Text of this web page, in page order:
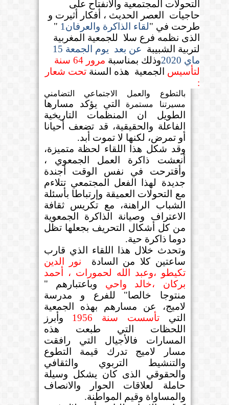
التحولات المجتمعية والانفتاح على
حاجيات العصر الحديث ، أفكار أثيرت و
طرحت في "لقاء الذاكرة والعرفان1
"
الذى نظمه فرع سلا
للجمعية المغربية
لتربية الشبيبة عن بعد
يوم الجمعة 15
ماي 2020
وذلك بمناسبة
مرور 64 سنة
لتأسيس الجمعية هذه السنةتحت شعار
:
بالتطوع والعمل الاجتماعي التضامني
مسيرتنا مستمرة التي يؤكد مسارها
الطويل ان المنظمات التاريخية
الفاعلة والحقيقية، قد تضعف أحيانا
أو تمرض، لكنها لا تموت أبد.
وقد شكل هذا اللقاء لحظة متميزة،
أنعشت ذاكرة العمل الجمعوي ،
وأقترحت في نفس الوقت أجندة
جديدة لهذا الفعل المجتمعي تتلاءم
مع التحولات العميقة وإرتباطا بأسئلة
الشباب الراهنة، مع تكريس ثقافة
الاعتراف وصيانة الذاكرة الجمعوية
من كل أشكال التحريف بجعلها تظل
دوما ذاكرة حية.
وتحدث خلال هذا اللقاء الذي قارب
ساعتين كلا من السادة
نور الدين
تكيطو ،وعبد الله لحمورات ، أحمد
بركان ،خالد واحي وباعتبارهم "
منتوجا خالصا" للفرع و مدرسة
لاميج، عن مسارهم بهذه الجمعية
التيتأسست سنة 1956
وأبرز
اللحظات التي طبعت هذه
المسارات فالأجيال التي رافقت
مسار لاميج تدرك قيمة التطوع
والتنشيط التربوي والثقافي
والحقوقي الذى كان يشكل وسيلة
حاملة لعلاقات الحوار والانصاف
والمساواة وقيم المواطنة.